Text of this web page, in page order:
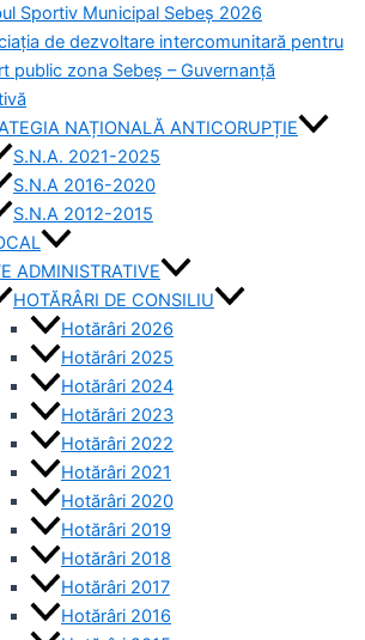
Sportiv Municipal Sebeș 2026
de dezvoltare intercomunitară pentru
public zona Sebeș – Guvernanță
NAȚIONALĂ ANTICORUPȚIE
S.N.A. 2021-2025
S.N.A 2016-2020
S.N.A 2012-2015
ADMINISTRATIVE
HOTĂRÂRI DE CONSILIU
Hotărâri 2026
Hotărâri 2025
Hotărâri 2024
Hotărâri 2023
Hotărâri 2022
Hotărâri 2021
Hotărâri 2020
Hotărâri 2019
Hotărâri 2018
Hotărâri 2017
Hotărâri 2016